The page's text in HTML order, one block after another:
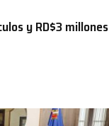
y RD$3 millones